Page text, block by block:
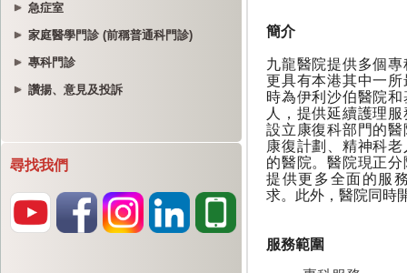
急症室
家庭醫學門診 (前稱普通科門診)
專科門診
讚揚、意見及投訴
尋找我們